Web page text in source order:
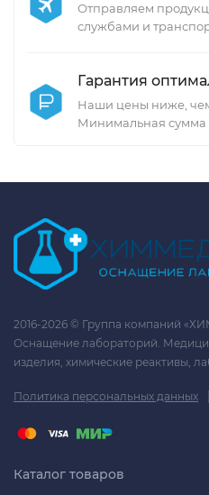
Отправляем
службами и
Гарантия
Наши цены ниже,
Минимальная сумма
2016-2026 © Группа компаний
Оснащение лабораторий.
изделия, химические реактивы,
Политика персональных данных |
Каталог товаров